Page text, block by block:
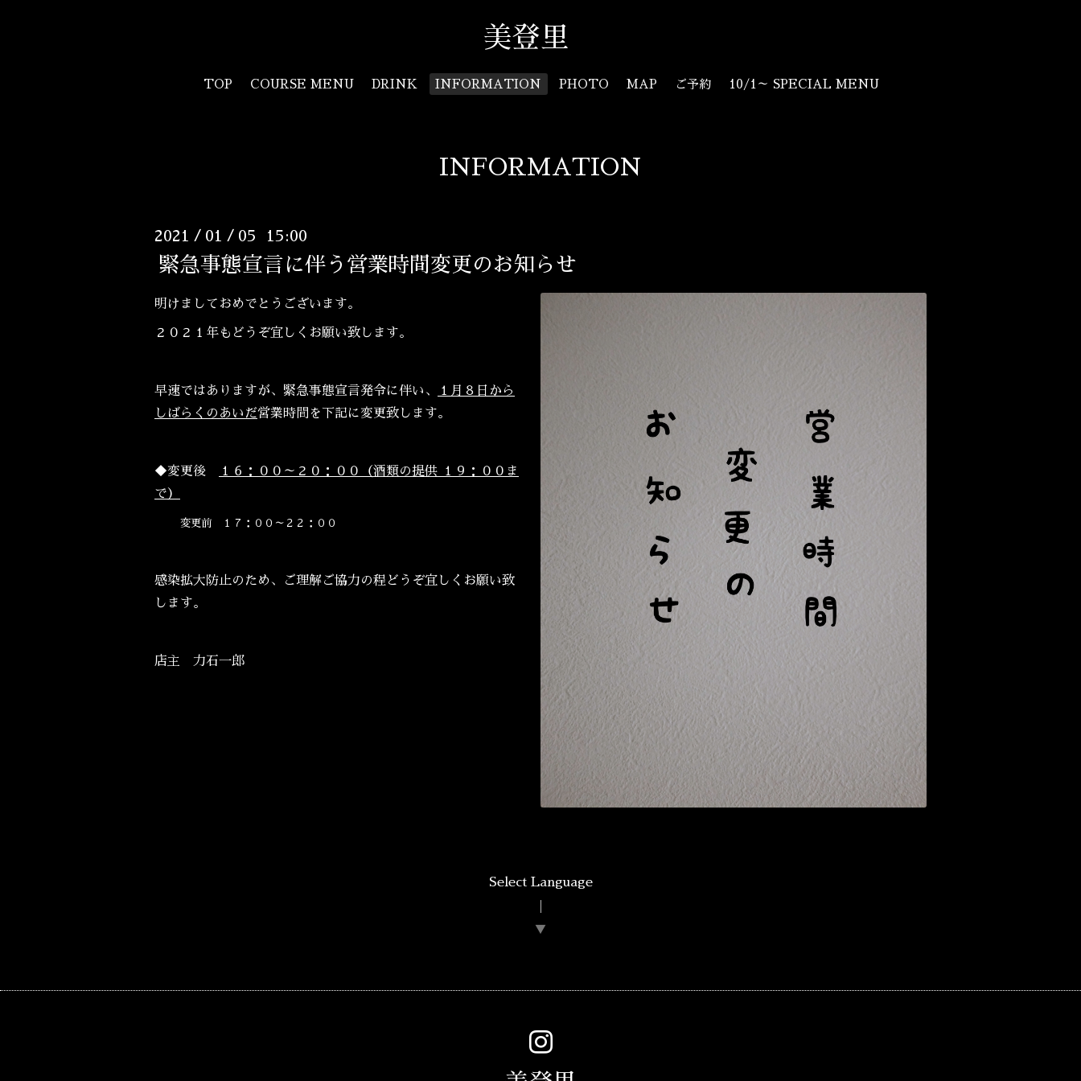
美登里
TOP COURSE MENU DRINK INFORMATION PHOTO MAP ご予約 10/1～ SPECIAL MENU
INFORMATION
2021 / 01 / 05 15:00
緊急事態宣言に伴う営業時間変更のお知らせ
明けましておめでとうございます。
２０２１年もどうぞ宜しくお願い致します。
早速ではありますが、緊急事態宣言発令に伴い、
１月８日から
しばらくのあいだ営業時間を下記に変更致します。
◆変更後
１６：００～２０：００（酒類の提供 １９：００ま
で）
変更前 １７：００～２２：００
感染拡大防止のため、ご理解ご協力の程どうぞ宜しくお願い致
します。
店主 力石一郎
Select Language
▼